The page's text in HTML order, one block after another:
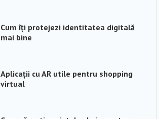
Cum îți protejezi identitatea digitală
mai bine
Aplicații cu AR utile pentru shopping
virtual